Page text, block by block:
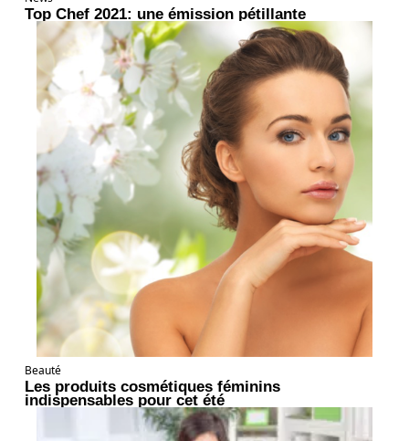
Top Chef 2021: une émission pétillante
Beauté
Les produits cosmétiques féminins
indispensables pour cet été